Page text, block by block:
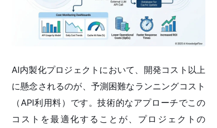
AI内製化プロジェクトにおいて、開発コスト以上
に懸念されるのが、予測困難なランニングコスト
（API利用料）です。技術的なアプローチでこの
コストを最適化することが、プロジェクトの